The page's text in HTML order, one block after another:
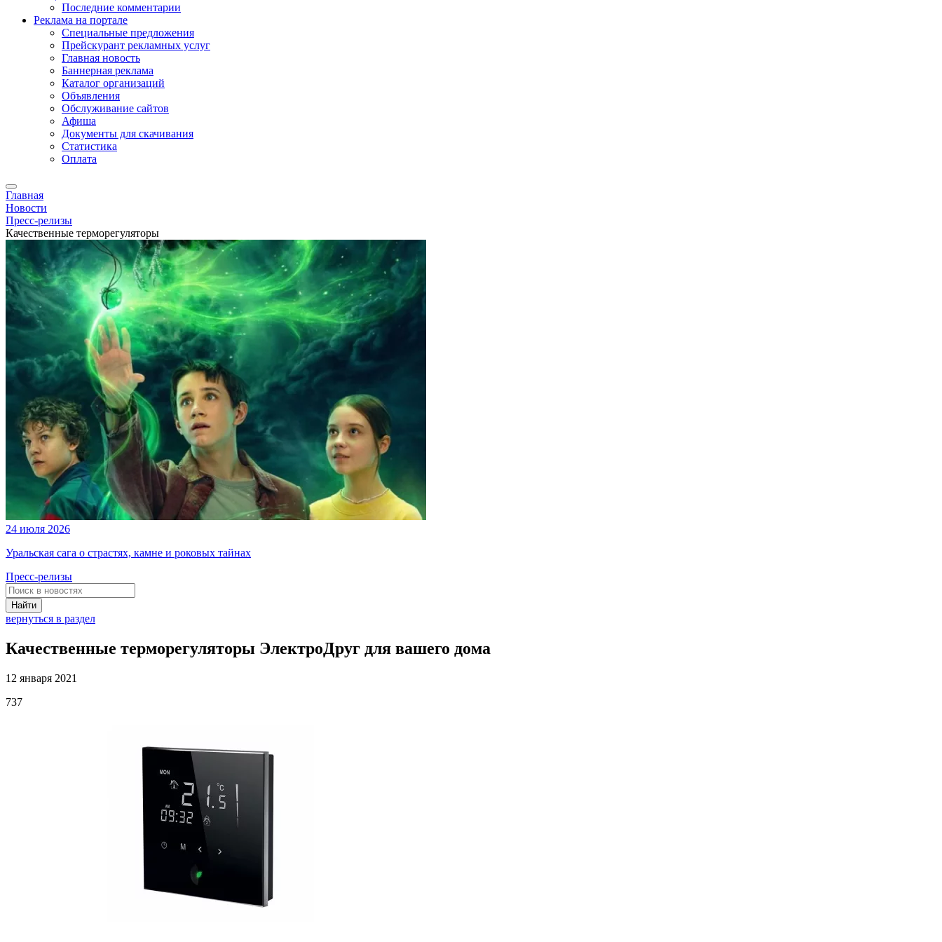
Последние комментарии
Реклама на портале
Специальные предложения
Прейскурант рекламных услуг
Главная новость
Баннерная реклама
Каталог организаций
Объявления
Обслуживание сайтов
Афиша
Документы для скачивания
Статистика
Оплата
Главная
Новости
Пресс-релизы
Качественные терморегуляторы
24 июля 2026
Уральская сага о страстях, камне и роковых тайнах
Пресс-релизы
Найти
вернуться в раздел
Качественные терморегуляторы ЭлектроДруг для вашего дома
12 января 2021
737